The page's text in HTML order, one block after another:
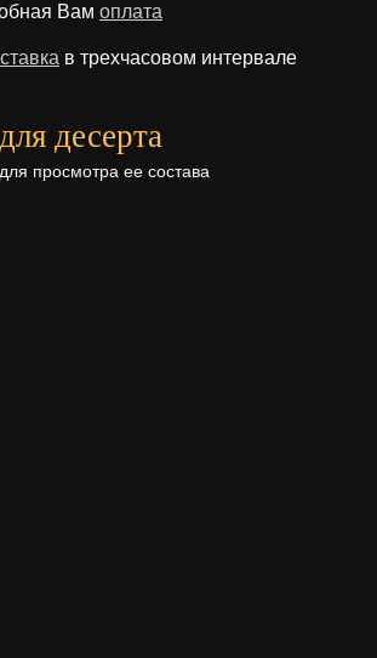
Вам оплата
в трехчасовом интервале
десерта
просмотра ее состава